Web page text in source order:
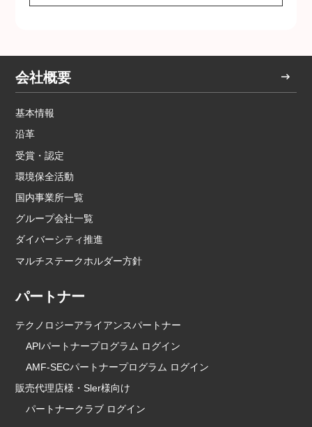
会社概要
基本情報
沿革
受賞・認定
環境保全活動
国内事業所一覧
グループ会社一覧
ダイバーシティ推進
マルチステークホルダー方針
パートナー
テクノロジーアライアンスパートナー
APIパートナープログラム ログイン
AMF-SECパートナープログラム ログイン
販売代理店様・Sler様向け
パートナークラブ ログイン